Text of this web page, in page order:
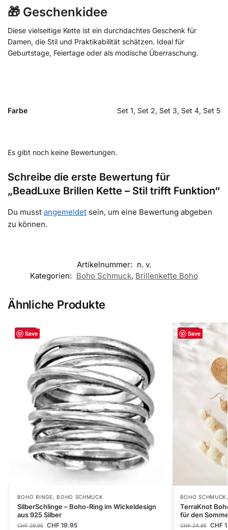
🎁 Geschenkidee
Diese vielseitige Kette ist ein durchdachtes Geschenk für
Damen, die Stil und Praktikabilität schätzen. Ideal für
Geburtstage, Feiertage oder als modische Überraschung.
Farbe Set 1, Set 2, Set 3, Set 4, Set 5
Es gibt noch keine Bewertungen.
Schreibe die erste Bewertung für
„BeadLuxe Brillen Kette – Stil trifft Funktion“
Du musst angemeldet sein, um eine Bewertung abgeben
zu können.
Artikelnummer: n. v.
Kategorien: Boho Schmuck, Brillenkette Boho
Ähnliche Produkte
Save
-33%
BOHO RINGE, BOHO SCHMUCK
SilberSchlinge – Boho-Ring im Wickeldesign
aus 925 Silber
CHF29.95 CHF19.95
Save
-40%
BOHO SCHMUCK
TerraKnot
für den
CHF24.95 CHF